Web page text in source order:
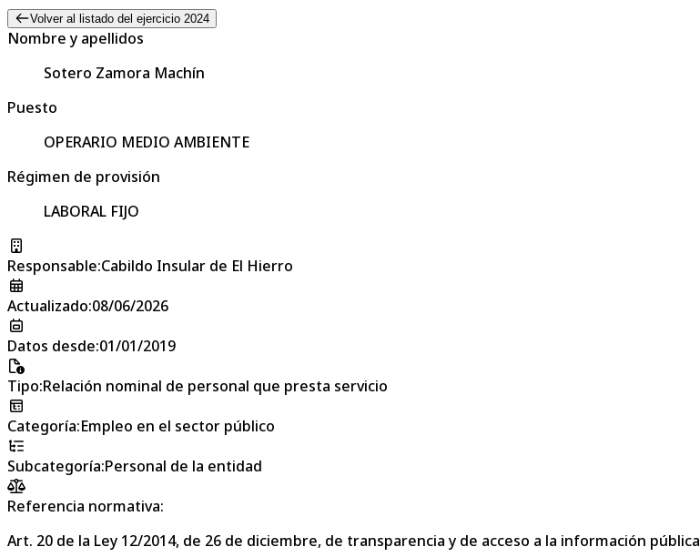
Volver al listado del ejercicio 2024
Nombre y apellidos
Sotero Zamora Machín
Puesto
OPERARIO MEDIO AMBIENTE
Régimen de provisión
LABORAL FIJO
Responsable:Cabildo Insular de El Hierro
Actualizado:08/06/2026
Datos desde:01/01/2019
Tipo:Relación nominal de personal que presta servicio
Categoría:Empleo en el sector público
Subcategoría:Personal de la entidad
Referencia normativa:
Art. 20 de la Ley 12/2014, de 26 de diciembre, de transparencia y de acceso a la información pública